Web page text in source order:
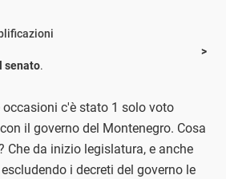
senato.
occasioni c'è stato 1 solo voto
il governo del Montenegro. Cosa
Che da inizio legislatura, e anche
i decreti del governo le